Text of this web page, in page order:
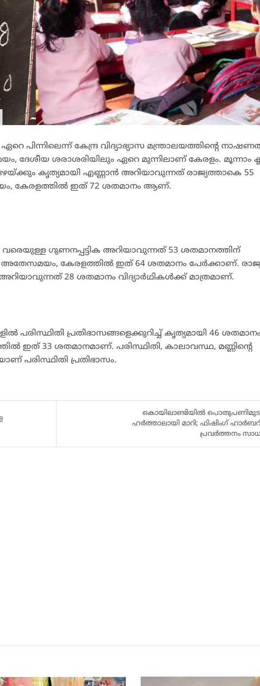
കേന്ദ്ര വിദ്യാഭ്യാസ മന്ത്രാലയത്തിന്റെ
ദേശീയ ശരാശരിയിലും ഏറെ മുന്നിലാണ് കേരളം. മൂന്നാം
കൃത്യമായി എണ്ണാന്‍ അറിയാവുന്നത് രാജ്യത്താകെ 55
കേരളത്തിൽ ഇത് 72 ശതമാനം ആണ്.
വരെയുള്ള ഗുണനപ്പട്ടിക അറിയാവുന്നത് 53 ശതമാനത്തിന്
അതേസമയം, കേരളത്തിൽ ഇത് 64 ശതമാനം പേര്‍ക്കാണ്.
28 ശതമാനം വിദ്യാര്‍ഥികള്‍ക്ക് മാത്രമാണ്.
പരിസ്ഥിതി പ്രതിഭാസങ്ങളെക്കുറിച്ച് കൃത്യമായി 46 ശതമാനം
ഇത് 33 ശതമാനമാണ്. പരിസ്ഥിതി, കാലാവസ്ഥ, മണ്ണിന്റെ
പരിസ്ഥിതി പ്രതിഭാസം.
കൊയിലാണ്ടിയിൽ
ഹർത്താലായി മാറി; ഫിഷിംഗ്
പ്രവർത്തനം